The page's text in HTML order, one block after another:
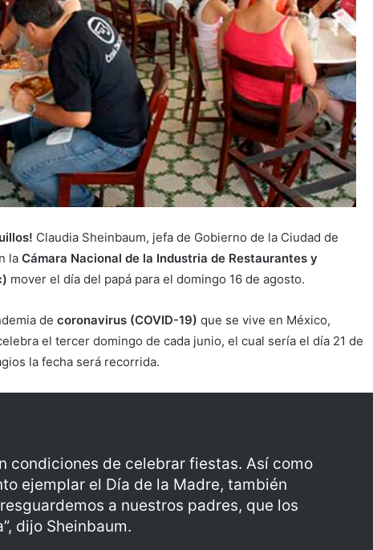
Claudia Sheinbaum, jefa de Gobierno de la Ciudad de
la Cámara Nacional de la Industria de Restaurantes y
mover el día del papá para el domingo 16 de agosto.
de coronavirus (COVID-19) que se vive en México,
el tercer domingo de cada junio, el cual sería el día 21 de
la fecha será recorrida.
condiciones de celebrar fiestas. Así como
ejemplar el Día de la Madre, también
a nuestros padres, que los
dijo Sheinbaum.